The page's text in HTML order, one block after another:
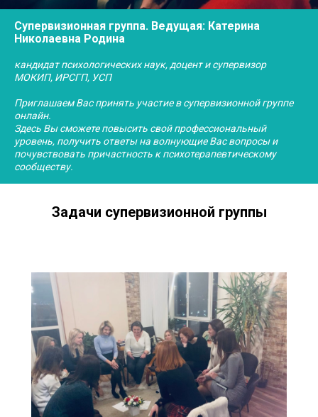
Супервизионная группа. Ведущая: Катерина
Николаевна Родина
кандидат психологических наук, доцент и супервизор
МОКИП, ИРСГП, УСП
Приглашаем Вас принять участие в супервизионной группе
онлайн.
Здесь Вы сможете повысить свой профессиональный
уровень, получить ответы на волнующие Вас вопросы и
почувствовать причастность к психотерапевтическому
сообществу.
Задачи супервизионной группы